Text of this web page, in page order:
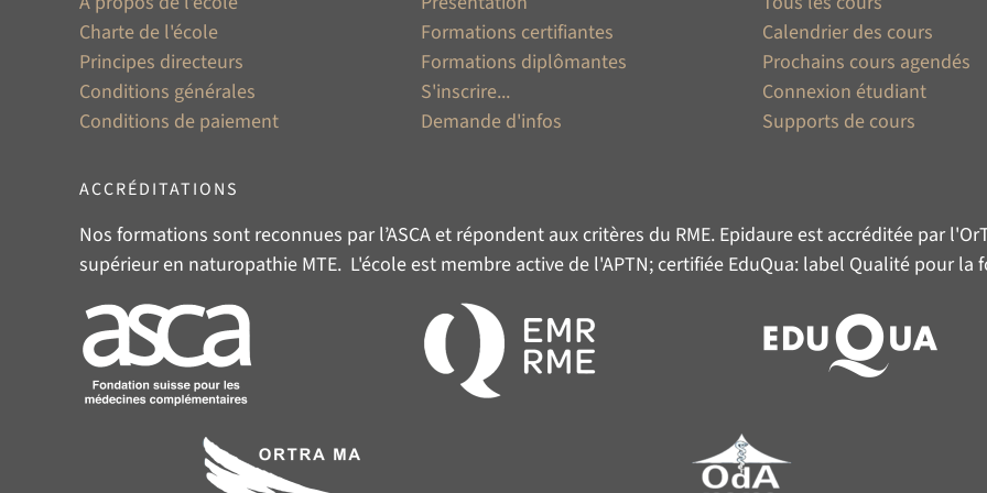
Charte de l'école
Principes directeurs
Conditions générales
Conditions de paiement
Formations certifiantes
Formations diplômantes
S'inscrire...
Demande d'infos
Calendrier des cours
Prochains cours agendés
Connexion étudiant
Supports de cours
ACCRÉDITATIONS
Nos formations sont reconnues par l’ASCAet répondent aux critères du RME. Epidaure est accréditée par l'
supérieur en naturopathie MTE. L'école est membre active de l'APTN; certifiée EduQua: label Qualité pour la